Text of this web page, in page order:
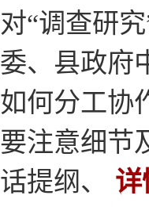
对“调查研
委、县政府
如何分工协
要注意细节
话提纲、
详